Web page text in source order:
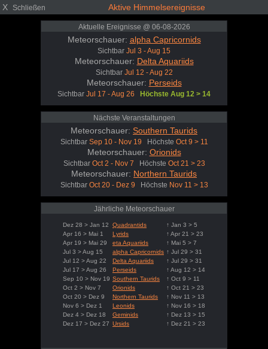
X Schließen Aktive Himmelsereignisse
Aktuelle Ereignisse @ 06-08-2026
Meteorschauer: alpha Capricornids
Sichtbar Jul 3 - Aug 15
Meteorschauer: Delta Aquariids
Sichtbar Jul 12 - Aug 22
Meteorschauer: Perseids
Sichtbar Jul 17 - Aug 26 Höchste Aug 12 > 14
Nächste Veranstaltungen
Meteorschauer: Southern Taurids
Sichtbar Sep 10 - Nov 19 Höchste Oct 9 > 11
Meteorschauer: Orionids
Sichtbar Oct 2 - Nov 7 Höchste Oct 21 > 23
Meteorschauer: Northern Taurids
Sichtbar Oct 20 - Dez 9 Höchste Nov 11 > 13
Jährliche Meteorschauer
Dez 28 > Jan 12 Quadrantids
↑ Jan 3 > 5
Apr 16 > Mai 1
Lyrids
↑ Apr 21 > 23
Apr 19 > Mai 29
eta Aquariids
↑ Mai 5 > 7
Jul 3 > Aug 15
alpha Capricornids ↑ Jul 29 > 31
Jul 12 > Aug 22
Delta Aquariids
↑ Jul 29 > 31
Jul 17 > Aug 26
Perseids
↑ Aug 12 > 14
Sep 10 > Nov 19 Southern Taurids
↑ Oct 9 > 11
Oct 2 > Nov 7
Orionids
↑ Oct 21 > 23
Oct 20 > Dez 9
Northern Taurids
↑ Nov 11 > 13
Nov 6 > Dez 1
Leonids
↑ Nov 16 > 18
Dez 4 > Dez 18
Geminids
↑ Dez 13 > 15
Dez 17 > Dez 27 Ursids ↑ Dez 21 > 23